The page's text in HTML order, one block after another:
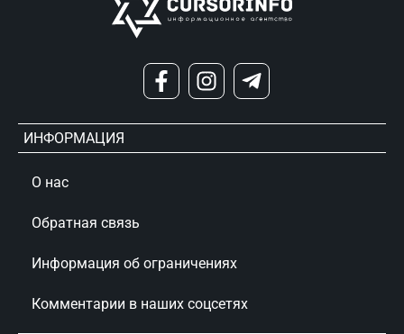
ИНФОРМАЦИЯ
О нас
Обратная связь
Информация об ограничениях
Комментарии в наших соцсетях